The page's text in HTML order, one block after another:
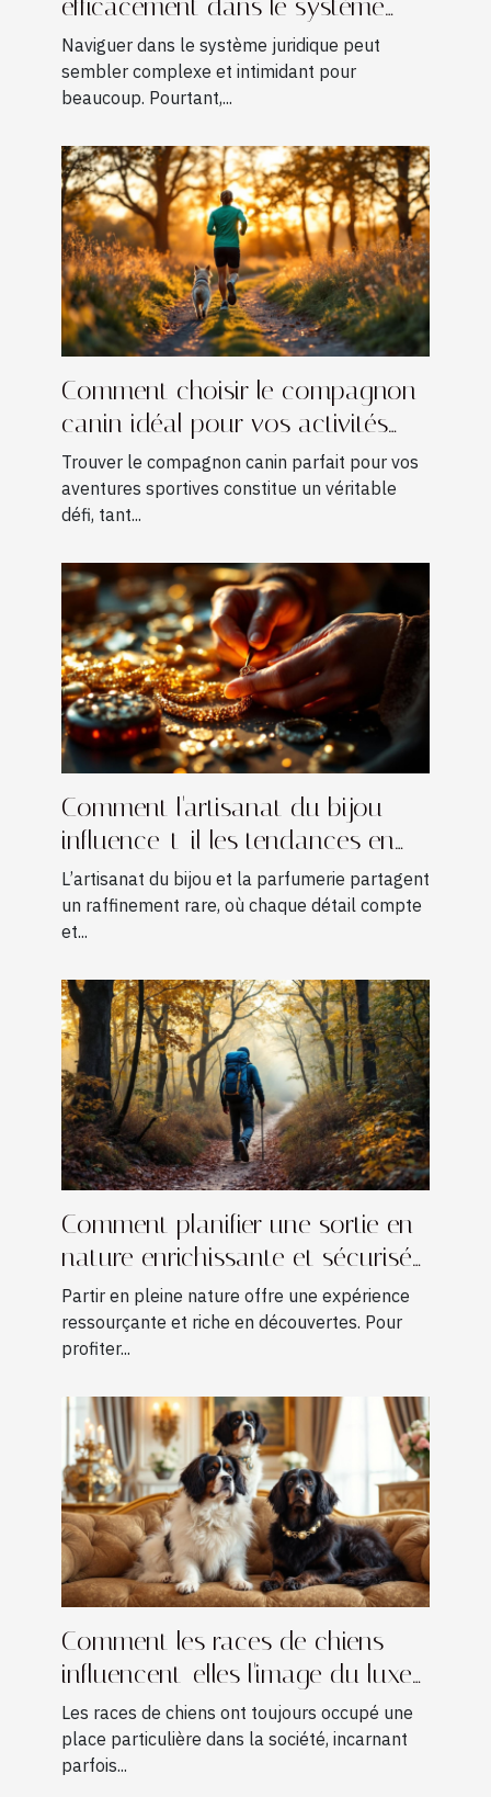
efficacement dans le système
juridique
Naviguer dans le système juridique peut
sembler complexe et intimidant pour
beaucoup. Pourtant,...
Comment choisir le compagnon
canin idéal pour vos activités
sportives ?
Trouver le compagnon canin parfait pour vos
aventures sportives constitue un véritable
défi, tant...
Comment l'artisanat du bijou
influence-t-il les tendances en
parfumerie ?
L’artisanat du bijou et la parfumerie partagent
un raffinement rare, où chaque détail compte
et...
Comment planifier une sortie en
nature enrichissante et sécurisée
?
Partir en pleine nature offre une expérience
ressourçante et riche en découvertes. Pour
profiter...
Comment les races de chiens
influencent-elles l'image du luxe
?
Les races de chiens ont toujours occupé une
place particulière dans la société, incarnant
parfois...